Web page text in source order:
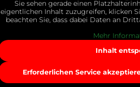
Sie sehen gerade einen
eigentlichen Inhalt zuzugreifen, klicken
beachten Sie, dass dabei Daten an
Mehr
Inhalt
Erforderlichen Service